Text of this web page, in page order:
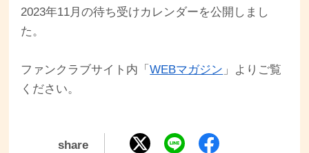
2023年11月の待ち受けカレンダーを公開しまし
た。
ファンクラブサイト内「WEBマガジン 」よりご覧
ください。
share